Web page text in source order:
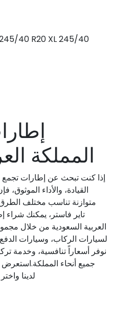
245/40 R20 XL
المملكة
إذا كنت تبحث عن إطارات تجمع
القيادة، والأداء
متوازنة تناسب مختلف
تاير فاستر، يمكنك شراء
العربية السعودية من خلال
لسيارات الركاب، وسيارات
نوفر أسعاراً تنافسية، وخدمة
جميع أنحاء
لدينا